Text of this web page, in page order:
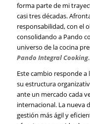
forma parte de mi
casi tres décadas.
responsabilidad, con el
consolidando a Pando
universo de la cocina
Pando Integral Cooking.
Este cambio responde
su estructura
ante un mercado cada
internacional. La nueva
gestión más ágil y